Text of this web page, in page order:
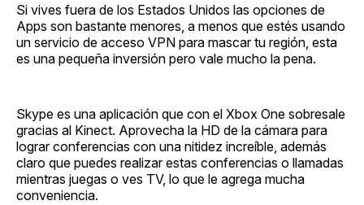
Si vives fuera de los Estados Unidos las opciones de
Apps son bastante menores, a menos que estés usando
un servicio de acceso VPN para mascar tu región, esta
es una pequeña inversión pero vale mucho la pena.
Skype es una aplicación que con el Xbox One sobresale
gracias al Kinect. Aprovecha la HD de la cámara para
lograr conferencias con una nitidez increíble, además
claro que puedes realizar estas conferencias o llamadas
mientras juegas o ves TV, lo que le agrega mucha
conveniencia.